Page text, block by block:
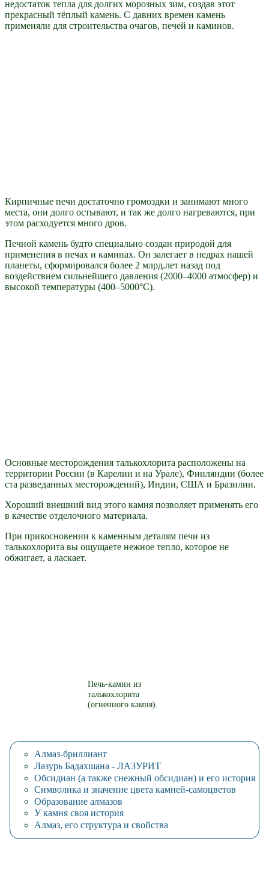
недостаток тепла для долгих морозных зим, создав этот
прекрасный тёплый камень. С давних времен камень
применяли для строительства очагов, печей и каминов.
Кирпичные печи достаточно громоздки и занимают много
места, они долго остывают, и так же долго нагреваются, при
этом расходуется много дров.
Печной камень будто специально создан природой для
применения в печах и каминах. Он залегает в недрах нашей
планеты, сформировался более 2 млрд.лет назад под
воздействием сильнейшего давления (2000–4000 атмосфер) и
высокой температуры (400–5000°С).
Основные месторождения талькохлорита расположены на
территории России (в Карелии и на Урале), Финляндии (более
ста разведанных месторождений), Индии, США и Бразилии.
Хороший внешний вид этого камня позволяет применять его
в качестве отделочного материала.
При прикосновении к каменным деталям печи из
талькохлорита вы ощущаете нежное тепло, которое не
обжигает, а ласкает.
Печь-камин из
талькохлорита
(огненного камня).
Алмаз-бриллиант
Лазурь Бадахшана - ЛАЗУРИТ
Обсидиан (а также снежный обсидиан) и его история
Символика и значение цвета камней-самоцветов
Образование алмазов
У камня своя история
Алмаз, его структура и свойства